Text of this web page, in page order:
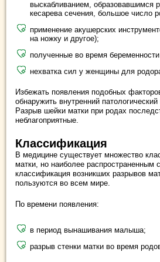
выскабливанием, образовавшимся
кесарева сечения, большое число
применение акушерских
на ножку и другое);
полученные во время
нехватка сил у женщины для
Избежать появления подобных
обнаружить внутренний
Разрыв шейки матки при родах
неблагоприятные.
Классификация
В медицине существует множество
матки, но наиболее распространенным
классификация возникших разрывов
пользуются во всем мире.
По времени появления:
в период вынашивания малыша;
разрыв стенки матки во время